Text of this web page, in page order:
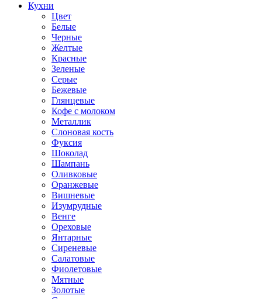
Кухни
Цвет
Белые
Черные
Желтые
Красные
Зеленые
Серые
Бежевые
Глянцевые
Кофе с молоком
Металлик
Слоновая кость
Фуксия
Шоколад
Шампань
Оливковые
Оранжевые
Вишневые
Изумрудные
Венге
Ореховые
Янтарные
Сиреневые
Салатовые
Фиолетовые
Мятные
Золотые